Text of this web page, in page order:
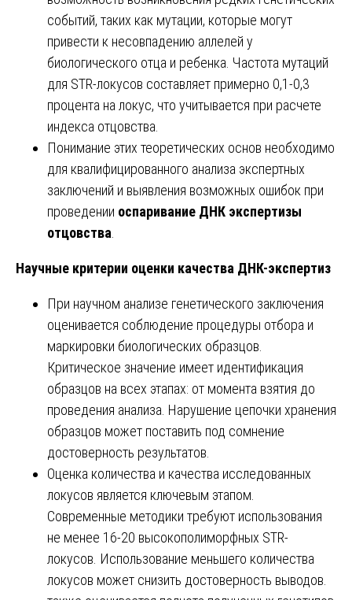
событий, таких как мутации, которые могут
привести к несовпадению аллелей у
биологического отца и ребенка. Частота мутаций
для STR-локусов составляет примерно 0,1-0,3
процента на локус, что учитывается при расчете
индекса отцовства.
Понимание этих теоретических основ необходимо
для квалифицированного анализа экспертных
заключений и выявления возможных ошибок при
проведении оспаривание ДНК экспертизы
отцовства
Научные критерии оценки качества ДНК-экспертиз
При научном анализе генетического заключения
оценивается соблюдение процедуры отбора и
маркировки биологических образцов.
Критическое значение имеет идентификация
образцов на всех этапах: от момента взятия до
проведения анализа. Нарушение цепочки хранения
образцов может поставить под сомнение
достоверность результатов.
Оценка количества и качества исследованных
локусов является ключевым этапом.
Современные методики требуют использования
не менее 16-20 высокополиморфных STR-
локусов. Использование меньшего количества
локусов может снизить достоверность выводов.